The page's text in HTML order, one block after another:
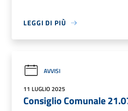
LEGGI DI PIÙ
AVVISI
11 LUGLIO 2025
Consiglio Comunale